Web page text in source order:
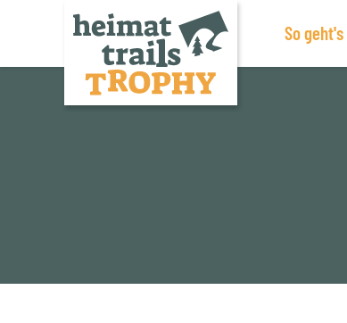
So geht's